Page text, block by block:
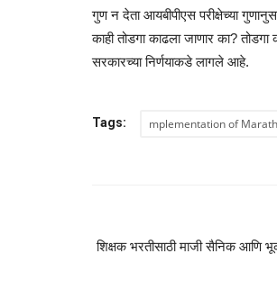
गुण न देता आयबीपीएस परीक्षेच्या
काही तोडगा काढला जाणार का?
सरकारच्या निर्णयाकडे लागले आहे.
Tags: mplementation of
शिक्षक भरतीसाठी माजी सैनिक आणि